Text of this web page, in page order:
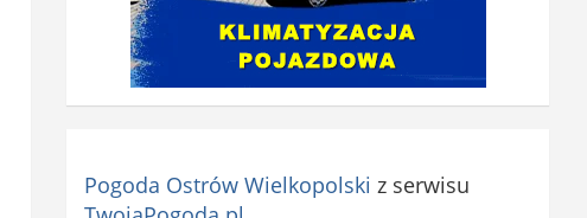
Pogoda Ostrów Wielkopolski z serwisu